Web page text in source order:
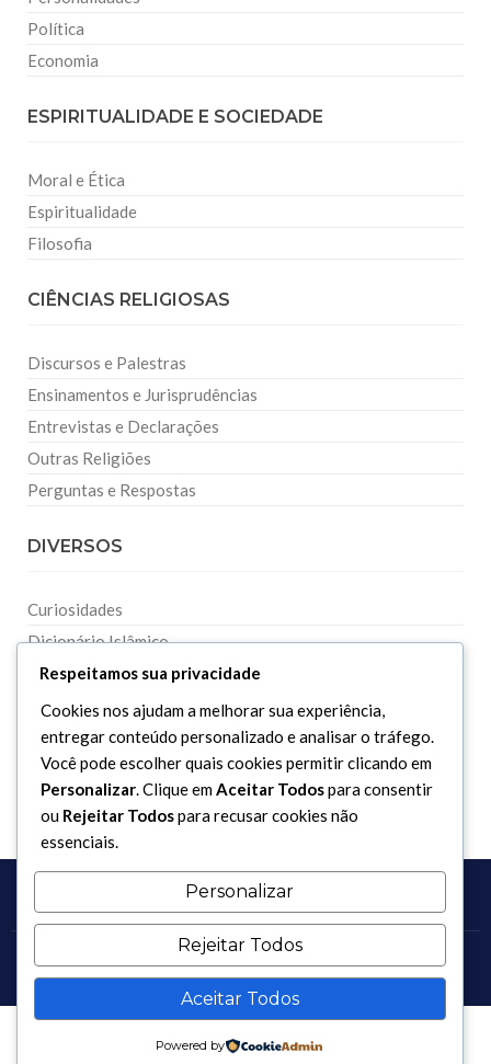
Política
Economia
ESPIRITUALIDADE E SOCIEDADE
Moral e Ética
Espiritualidade
Filosofia
CIÊNCIAS RELIGIOSAS
Discursos e Palestras
Ensinamentos e Jurisprudências
Entrevistas e Declarações
Outras Religiões
Perguntas e Respostas
DIVERSOS
Curiosidades
Dicionário Islâmico
Downloads
Copyright 2017 - 2026 / Todos os direitos reservados.
Respeitamos sua privacidade
Cookies nos ajudam a melhorar sua experiência,
entregar conteúdo personalizado e analisar o tráfego.
Você pode escolher quais cookies permitir clicando em
Personalizar. Clique emAceitar Todospara consentir
ou Rejeitar Todospara recusar cookies não
essenciais.
Personalizar
Rejeitar Todos
Aceitar Todos
Powered by